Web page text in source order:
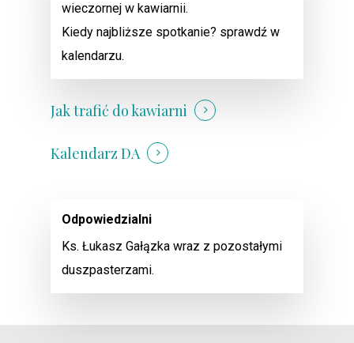
wieczornej w kawiarnii.
Kiedy najbliższe spotkanie? sprawdź w
kalendarzu.
Jak trafić do kawiarni
Kalendarz DA
Odpowiedzialni
Ks. Łukasz Gałązka wraz z pozostałymi
duszpasterzami.